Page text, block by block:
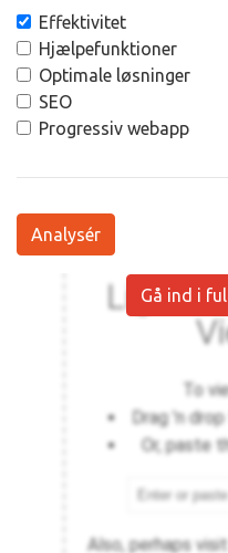
Effektivitet
Hjælpefunktioner
Optimale løsninger
SEO
Progressiv webapp
Analysér
Gå ind i